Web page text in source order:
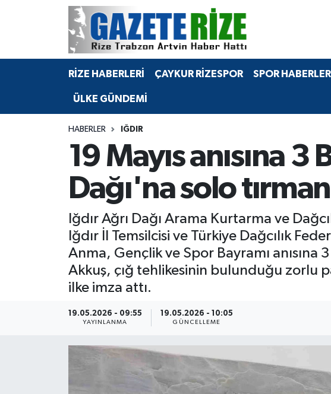
RİZE HABERLERİ ÇAYKUR RİZESPOR SPOR HABERLERİ
ÜLKE GÜNDEMİ
HABERLER IĞDIR
19 Mayıs anısına
Dağı'na solo
Iğdır Ağrı Dağı Arama Kurtarma ve
Iğdır İl Temsilcisi ve Türkiye Dağcılık
Anma, Gençlik ve Spor Bayramı anısına
Akkuş, çığ tehlikesinin bulunduğu zorlu
ilke imza attı.
19.05.2026 - 09:55
YAYINLANMA
19.05.2026 - 10:05
GÜNCELLEME
BÖLGEMİZ
Bilim Teknoloji
Advertising news
Canlı Maç
Dış Haberler
Merkez Nöbetçi Eczaneler
Merkez Hava Durumu
Merkez Trafik Yoğunluk Haritası
Tüm Manşetler
Son Dakika Haberleri
Haber Arşivi